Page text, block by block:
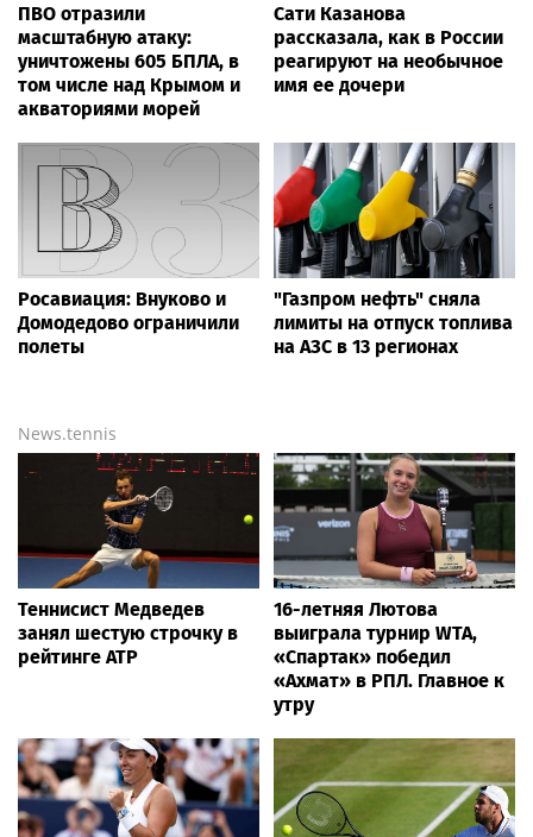
ПВО отразили
масштабную атаку:
уничтожены 605 БПЛА, в
том числе над Крымом и
акваториями морей
Сати Казанова
рассказала, как в России
реагируют на необычное
имя ее дочери
Росавиация: Внуково и
Домодедово ограничили
полеты
"Газпром нефть" сняла
лимиты на отпуск топлива
на АЗС в 13 регионах
News.tennis
Теннисист Медведев
занял шестую строчку в
рейтинге ATP
16-летняя Лютова
выиграла турнир WTA,
«Спартак» победил
«Ахмат» в РПЛ. Главное к
утру